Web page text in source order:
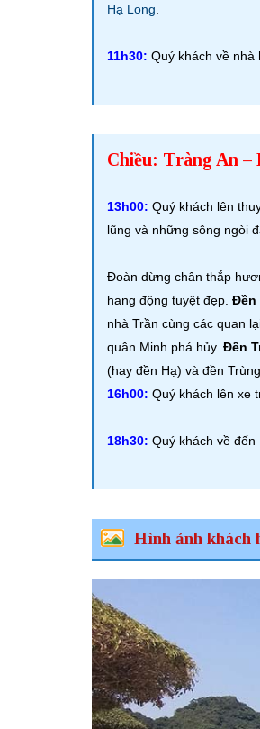
Hạ Long
11h30: Quý khách về nhà
Chiều: Tràng An –
13h00: Quý khách lên
lũng và những sông ngòi
Đoàn dừng chân thắp
hang động tuyệt đẹp. Đền
nhà Trần cùng các quan
quân Minh phá hủy. Đền
(hay đền Hạ) và đền Trùng
16h00: Quý khách lên xe
18h30: Quý khách về đến
Hình ảnh khách